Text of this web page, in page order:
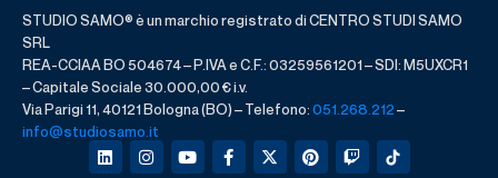
STUDIO SAMO® è un marchio registrato di CENTRO STUDI SAMO
SRL
REA-CCIAA BO 504674 – P.IVA e C.F.: 03259561201 – SDI: M5UXCR1
– Capitale Sociale 30.000,00 € i.v.
Via Parigi 11, 40121 Bologna (BO) – Telefono:051.268.212–
info@studiosamo.it